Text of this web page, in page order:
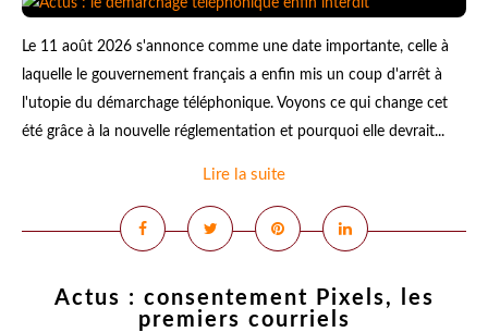
Le 11 août 2026 s'annonce comme une date importante, celle à
laquelle le gouvernement français a enfin mis un coup d'arrêt à
l'utopie du démarchage téléphonique. Voyons ce qui change cet
été grâce à la nouvelle réglementation et pourquoi elle devrait...
Lire la suite
Actus : consentement Pixels, les
premiers courriels